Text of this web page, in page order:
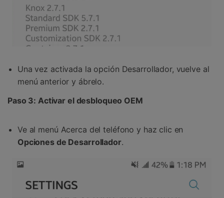
Una vez activada la opción Desarrollador, vuelve al
menú anterior y ábrelo.
Paso 3: Activar el desbloqueo OEM
Ve al menú Acerca del teléfono y haz clic en
Opciones de Desarrollador.